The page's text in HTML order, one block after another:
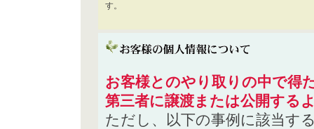
す。
お客様とのやり取りの中で得
第三者に譲渡または公開する
ただし、以下の事例に該当す